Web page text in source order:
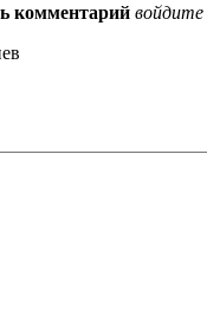
комментарий войдите